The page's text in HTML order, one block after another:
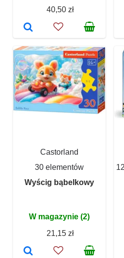
40,50 zł
Castorland
30 elementów
Wyścig bąbelkowy
W magazynie (2)
21,15 zł